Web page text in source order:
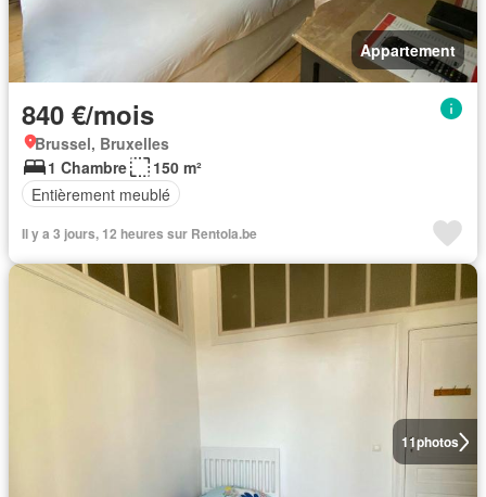
Appartement
840 €/mois
Brussel, Bruxelles
1 Chambre
150 m²
Entièrement meublé
Il y a 3 jours, 12 heures sur Rentola.be
11photos